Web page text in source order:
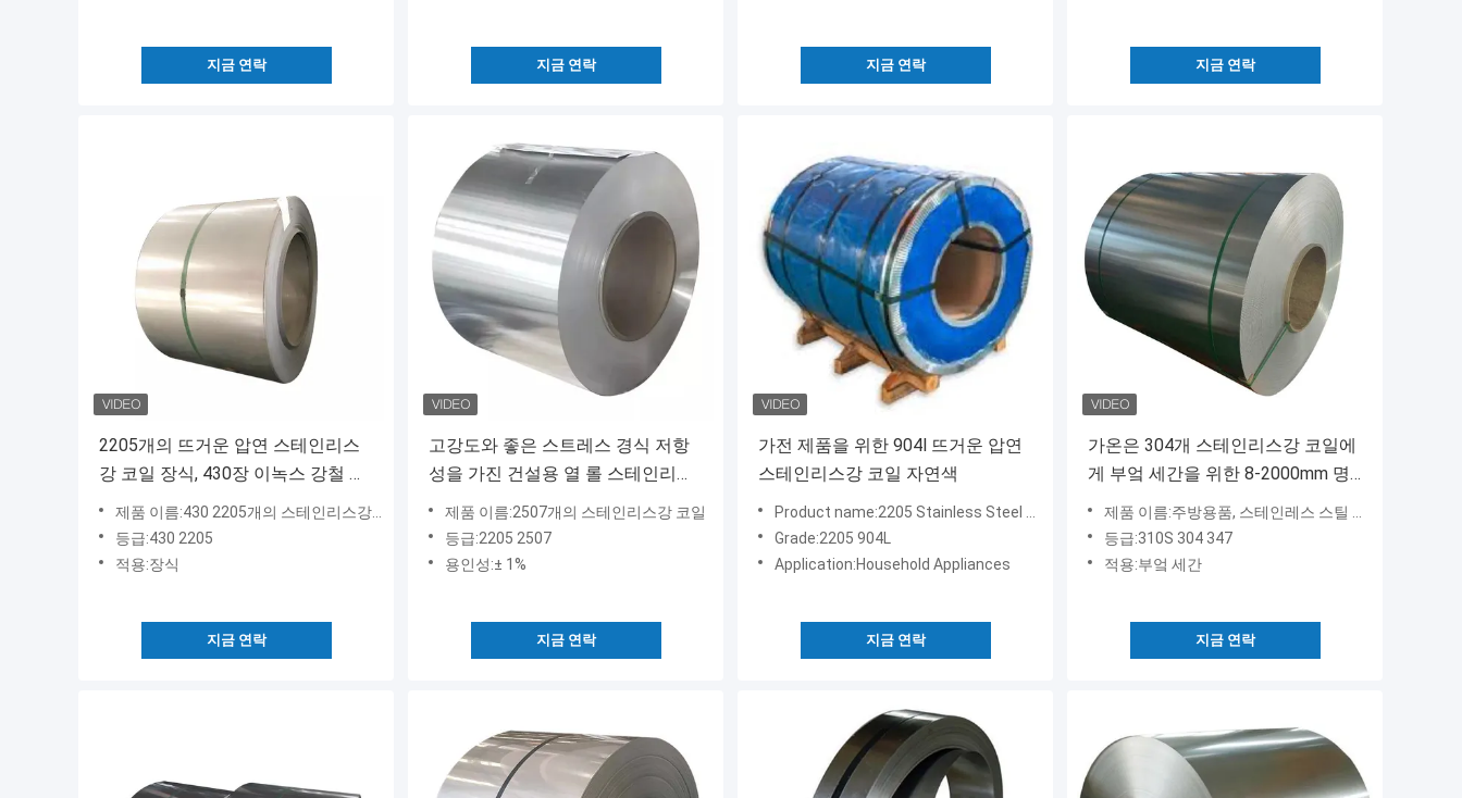
지금 연락 지금 연락 지금 연락 지금 연락
2205개의 뜨거운 압연 스테인리스
강 코일 장식, 430장 이녹스 강철 시
제품 이름:430 2205개의 스테인리스강 코일
등급:430 2205
적용:장식
지금 연락
고강도와 좋은 스트레스 경식 저항
성을 가진 건설용 열 롤 스테인리스
스틸 코일
제품 이름:2507개의 스테인리스강 코일
등급:2205 2507
용인성:± 1%
지금 연락
가전 제품을 위한 904l 뜨거운 압연
스테인리스강 코일 자연색
Product name:2205 Stainless Steel Coil
Grade:2205 904L
Application:Household Appliances
지금 연락
가온은 304개 스테인리스강 코일에
게 부엌 세간을 위한 8-2000mm 명
부를 말아주었습니다
제품 이름:주방용품, 스테인레스 스틸 스핀
등급:310S 304 347
적용:부엌 세간
지금 연락